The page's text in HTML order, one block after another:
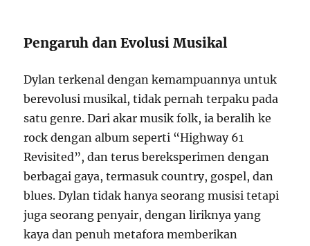
Pengaruh dan Evolusi Musikal
Dylan terkenal dengan kemampuannya untuk
berevolusi musikal, tidak pernah terpaku pada
satu genre. Dari akar musik folk, ia beralih ke
rock dengan album seperti “Highway 61
Revisited”, dan terus bereksperimen dengan
berbagai gaya, termasuk country, gospel, dan
blues. Dylan tidak hanya seorang musisi tetapi
juga seorang penyair, dengan liriknya yang
kaya dan penuh metafora memberikan